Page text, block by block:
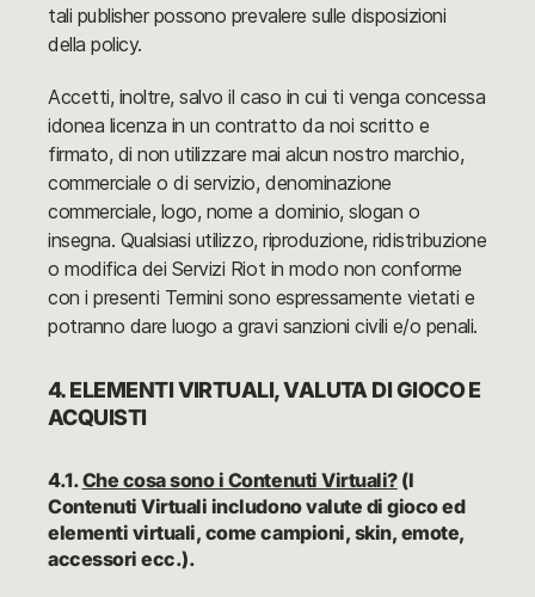
tali publisher possono prevalere sulle disposizioni
della policy.
Accetti, inoltre, salvo il caso in cui ti venga concessa
idonea licenza in un contratto da noi scritto e
firmato, di non utilizzare mai alcun nostro marchio,
commerciale o di servizio, denominazione
commerciale, logo, nome a dominio, slogan o
insegna. Qualsiasi utilizzo, riproduzione, ridistribuzione
o modifica dei Servizi Riot in modo non conforme
con i presenti Termini sono espressamente vietati e
potranno dare luogo a gravi sanzioni civili e/o penali.
4. ELEMENTI VIRTUALI, VALUTA DI GIOCO E
ACQUISTI
4.1.Che cosa sono i Contenuti Virtuali?(I
Contenuti Virtuali includono valute di gioco ed
elementi virtuali, come campioni, skin, emote,
accessori ecc.).